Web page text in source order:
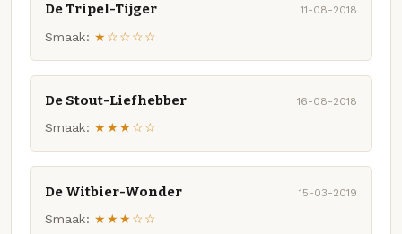
De Tripel-Tijger 11-08-2018
Smaak: ★☆☆☆☆
De Stout-Liefhebber 16-08-2018
Smaak: ★★★☆☆
De Witbier-Wonder 15-03-2019
Smaak: ★★★☆☆